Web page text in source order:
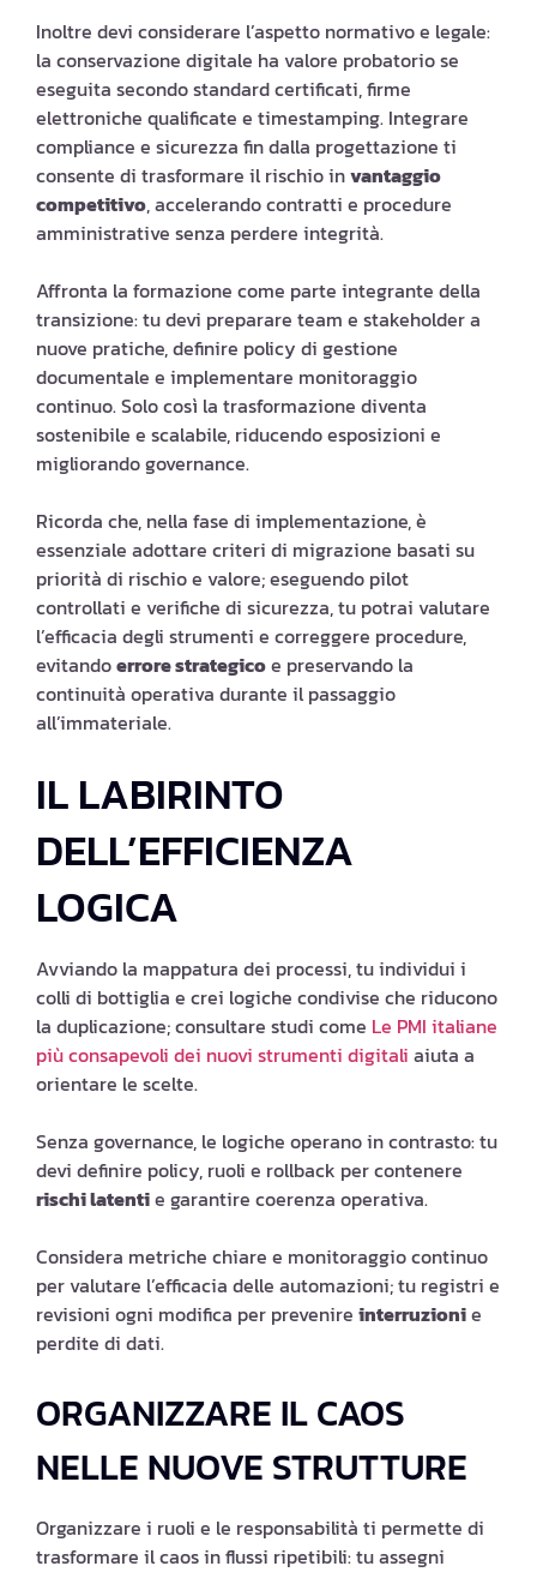
Inoltre devi considerare l’aspetto normativo e legale:
la conservazione digitale ha valore probatorio se
eseguita secondo standard certificati, firme
elettroniche qualificate e timestamping. Integrare
compliance e sicurezza fin dalla progettazione ti
consente di trasformare il rischio invantaggio
competitivo, accelerando contratti e procedure
amministrative senza perdere integrità.
Affronta la formazione come parte integrante della
transizione: tu devi preparare team e stakeholder a
nuove pratiche, definire policy di gestione
documentale e implementare monitoraggio
continuo. Solo così la trasformazione diventa
sostenibile e scalabile, riducendo esposizioni e
migliorando governance.
Ricorda che, nella fase di implementazione, è
essenziale adottare criteri di migrazione basati su
priorità di rischio e valore; eseguendo pilot
controllati e verifiche di sicurezza, tu potrai valutare
l’efficacia degli strumenti e correggere procedure,
evitandoerrore strategicoe preservando la
continuità operativa durante il passaggio
all’immateriale.
IL LABIRINTO
DELL’EFFICIENZA
LOGICA
Avviando la mappatura dei processi, tu individui i
colli di bottiglia e crei logiche condivise che riducono
la duplicazione; consultare studi come Le PMI italiane
più consapevoli dei nuovi strumenti digitali aiuta a
orientare le scelte.
Senza governance, le logiche operano in contrasto: tu
devi definire policy, ruoli e rollback per contenere
rischi latentie garantire coerenza operativa.
Considera metriche chiare e monitoraggio continuo
per valutare l’efficacia delle automazioni; tu registri e
revisioni ogni modifica per prevenire interruzionie
perdite di dati.
ORGANIZZARE IL CAOS
NELLE NUOVE STRUTTURE
Organizzare i ruoli e le responsabilità ti permette di
trasformare il caos in flussi ripetibili: tu assegni